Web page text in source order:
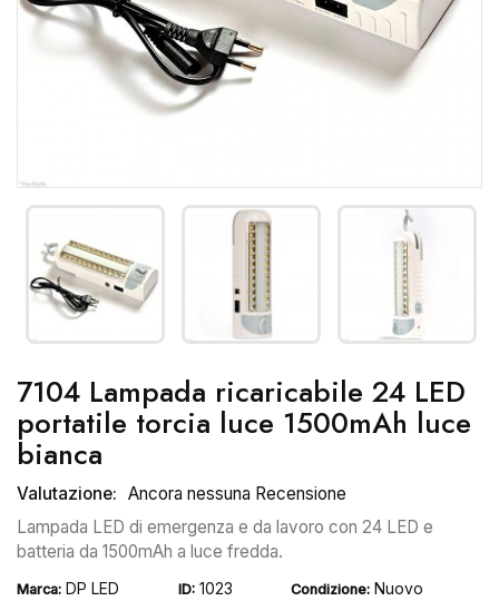
7104 Lampada ricaricabile 24 LED
portatile torcia luce 1500mAh luce
bianca
Valutazione: Ancora nessuna Recensione
Lampada LED di emergenza e da lavoro con 24 LED e
batteria da 1500mAh a luce fredda.
Marca: DP LED ID: 1023 Condizione: Nuovo